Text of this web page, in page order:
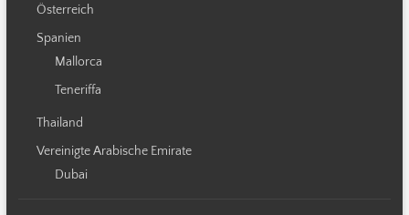
Österreich
Spanien
Mallorca
Teneriffa
Thailand
Vereinigte Arabische Emirate
Dubai